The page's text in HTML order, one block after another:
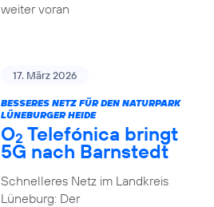
weiter voran
17. März 2026
BESSERES NETZ FÜR DEN NATURPARK
LÜNEBURGER HEIDE
O2 Telefónica bringt
5G nach Barnstedt
Schnelleres Netz im Landkreis
Lüneburg: Der